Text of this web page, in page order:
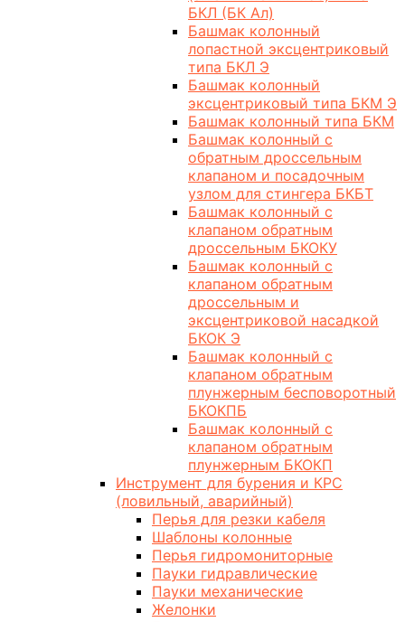
БКЛ (БК Ал)
Башмак колонный
лопастной эксцентриковый
типа БКЛ Э
Башмак колонный
эксцентриковый типа БКМ Э
Башмак колонный типа БКМ
Башмак колонный с
обратным дроссельным
клапаном и посадочным
узлом для стингера БКБТ
Башмак колонный с
клапаном обратным
дроссельным БКОКУ
Башмак колонный с
клапаном обратным
дроссельным и
эксцентриковой насадкой
БКОК Э
Башмак колонный с
клапаном обратным
плунжерным бесповоротный
БКОКПБ
Башмак колонный с
клапаном обратным
плунжерным БКОКП
Инструмент для бурения и КРС
(ловильный, аварийный)
Перья для резки кабеля
Шаблоны колонные
Перья гидромониторные
Пауки гидравлические
Пауки механические
Желонки